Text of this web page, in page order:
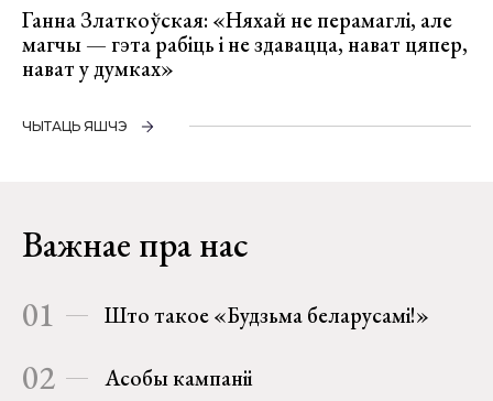
Ганна Златкоўская: «Няхай не перамаглі, але
магчы — гэта рабіць і не здавацца, нават цяпер,
нават у думках»
ЧЫТАЦЬ ЯШЧЭ
Важнае пра нас
01 Што такое «Будзьма беларусамі!»
02 Асобы кампаніі